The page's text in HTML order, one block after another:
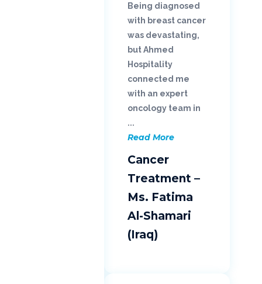
Being diagnosed
with breast cancer
was devastating,
but Ahmed
Hospitality
connected me
with an expert
oncology team in
...
Read More
Cancer
Treatment –
Ms. Fatima
Al-Shamari
(Iraq)